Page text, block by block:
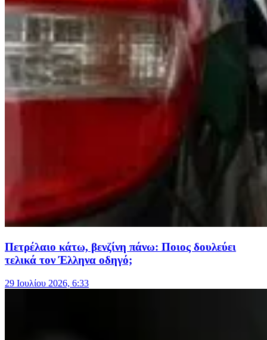
Πετρέλαιο κάτω, βενζίνη πάνω: Ποιος δουλεύει
τελικά τον Έλληνα οδηγό;
29 Ιουλίου 2026, 6:33